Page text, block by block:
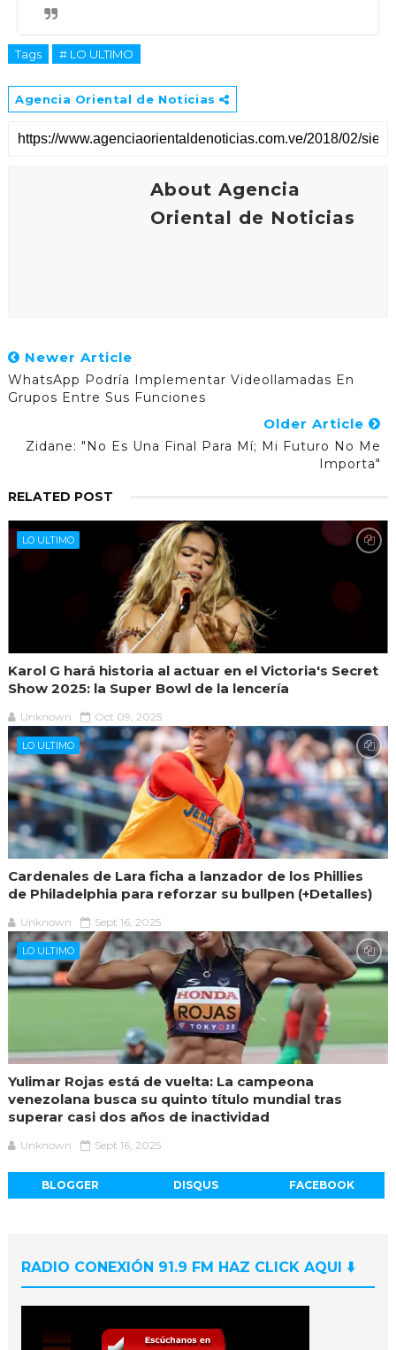
Tags # LO ULTIMO
Agencia Oriental de Noticias
About Agencia
Oriental de Noticias
Newer Article
WhatsApp Podría Implementar Videollamadas En
Grupos Entre Sus Funciones
Older Article
Zidane: "No Es Una Final Para Mí; Mi Futuro No Me
Importa"
RELATED POST
LO ULTIMO
Karol G hará historia al actuar en el Victoria's Secret
Show 2025: la Super Bowl de la lencería
Unknown Oct 09, 2025
LO ULTIMO
Cardenales de Lara ficha a lanzador de los Phillies
de Philadelphia para reforzar su bullpen (+Detalles)
Unknown Sept 16, 2025
LO ULTIMO
Yulimar Rojas está de vuelta: La campeona
venezolana busca su quinto título mundial tras
superar casi dos años de inactividad
Unknown Sept 16, 2025
BLOGGER DISQUS FACEBOOK
RADIO CONEXIÓN 91.9 FM HAZ CLICK AQUI ⬇️